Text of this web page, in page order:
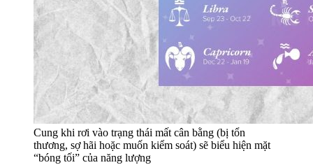
Cung khi rơi vào trạng thái mất cân bằng (bị tổn
thương, sợ hãi hoặc muốn kiểm soát) sẽ biểu hiện mặt
“bóng tối” của năng lượng